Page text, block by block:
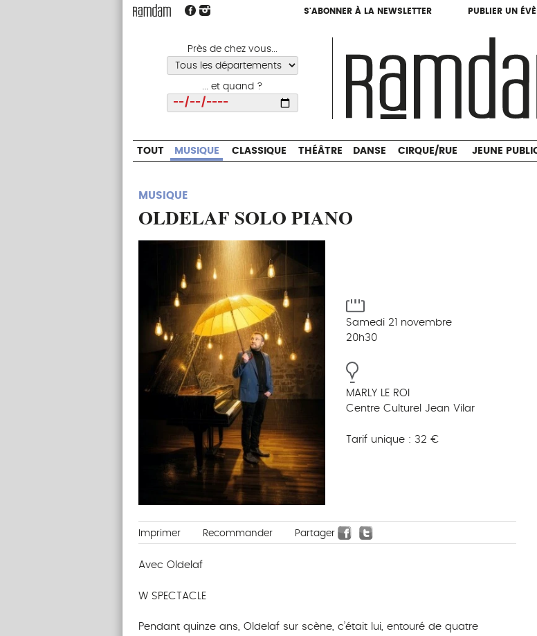
S'ABONNER À LA NEWSLETTER PUBLIER UN
Près de chez vous...
... et quand ?
S'ABONNER À LA NEWSLETTER PUBLIER UN
CIRQUE/RUE
TOUT MUSIQUE CLASSIQUE THÉÂTRE DANSE CIRQUE/RUE JEUNE
MUSIQUE
OLDELAF SOLO PIANO
Samedi 21 novembre
20h30
MARLY LE ROI
Centre Culturel Jean Vilar
Tarif unique : 32 €
Imprimer Recommander Partager
Avec Oldelaf
W SPECTACLE
Pendant quinze ans, Oldelaf sur scène, c’était lui, entouré de quatre